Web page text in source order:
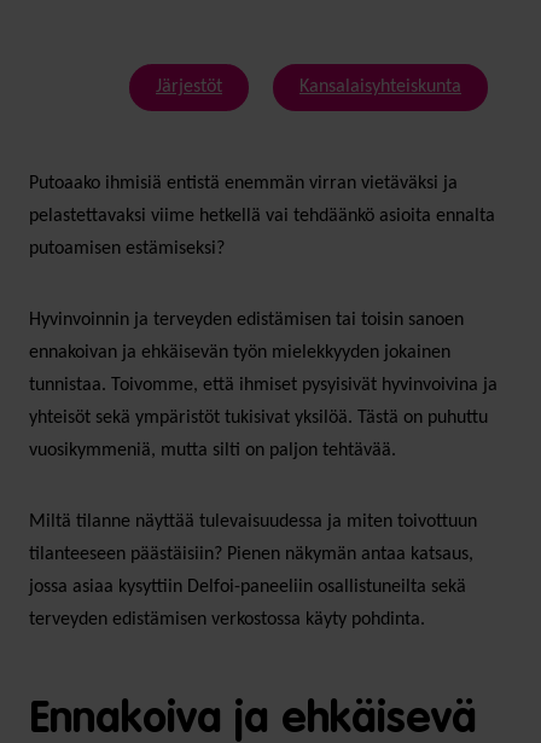
Järjestöt Kansalaisyhteiskunta
Putoaako ihmisiä entistä enemmän virran vietäväksi ja
pelastettavaksi viime hetkellä vai tehdäänkö asioita ennalta
putoamisen estämiseksi?
Hyvinvoinnin ja terveyden edistämisen tai toisin sanoen
ennakoivan ja ehkäisevän työn mielekkyyden jokainen
tunnistaa. Toivomme, että ihmiset pysyisivät hyvinvoivina ja
yhteisöt sekä ympäristöt tukisivat yksilöä. Tästä on puhuttu
vuosikymmeniä, mutta silti on paljon tehtävää.
Miltä tilanne näyttää tulevaisuudessa ja miten toivottuun
tilanteeseen päästäisiin? Pienen näkymän antaa katsaus,
jossa asiaa kysyttiin Delfoi-paneeliin osallistuneilta sekä
terveyden edistämisen verkostossa käyty pohdinta.
Ennakoiva ja ehkäisevä